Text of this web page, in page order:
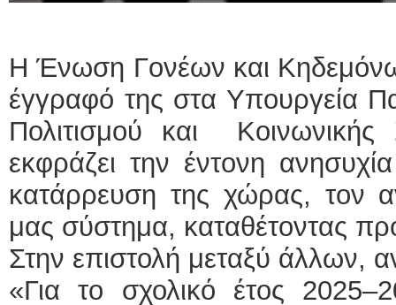
Η Ένωση Γονέων και
έγγραφό της στα Υπουργεία
Πολιτισμού και Κοινωνικής
εκφράζει την έντονη
κατάρρευση της χώρας, τον
μας σύστημα, καταθέτοντας
Στην επιστολή μεταξύ άλλων,
«Για το σχολικό έτος